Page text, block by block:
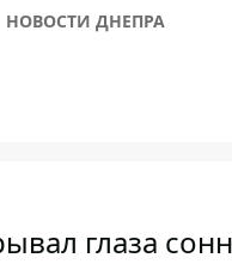
НОВОСТИ ДНЕПРА
глаза